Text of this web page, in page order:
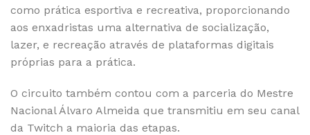
como prática esportiva e recreativa, proporcionando
aos enxadristas uma alternativa de socialização,
lazer, e recreação através de plataformas digitais
próprias para a prática.
O circuito também contou com a parceria do Mestre
Nacional Álvaro Almeida que transmitiu em seu canal
da Twitch a maioria das etapas.